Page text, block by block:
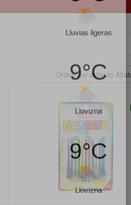
Claro
9°C
Nublado
5°C
Lluvias ligeras